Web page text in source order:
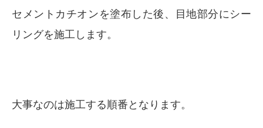
セメントカチオンを塗布した後、目地部分にシー
リングを施工します。
大事なのは施工する順番となります。